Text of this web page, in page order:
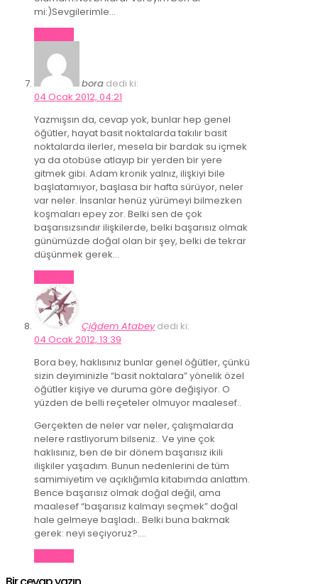
mi:)Sevgilerimle…
bora dedi ki:
04 Ocak 2012, 04:21
Yazmışsın da, cevap yok, bunlar hep genel
öğütler, hayat basit noktalarda takılır basit
noktalarda ilerler, mesela bir bardak su içmek
ya da otobüse atlayıp bir yerden bir yere
gitmek gibi. Adam kronik yalnız, ilişkiyi bile
başlatamıyor, başlasa bir hafta sürüyor, neler
var neler. İnsanlar henüz yürümeyi bilmezken
koşmaları epey zor. Belki sen de çok
başarısızsındır ilişkilerde, belki başarısız olmak
günümüzde doğal olan bir şey, belki de tekrar
düşünmek gerek…
Çiğdem Atabey dedi ki:
04 Ocak 2012, 13:39
Bora bey, haklısınız bunlar genel öğütler, çünkü
sizin deyiminizle “basit noktalara” yönelik özel
öğütler kişiye ve duruma göre değişiyor. O
yüzden de belli reçeteler olmuyor maalesef..
Gerçekten de neler var neler, çalışmalarda
nelere rastlıyorum bilseniz.. Ve yine çok
haklısınız, ben de bir dönem başarısız ikili
ilişkiler yaşadım. Bunun nedenlerini de tüm
samimiyetim ve açıklığımla kitabımda anlattım.
Bence başarısız olmak doğal değil, ama
maalesef “başarısız kalmayı seçmek” doğal
hale gelmeye başladı.. Belki buna bakmak
gerek: neyi seçiyoruz?….